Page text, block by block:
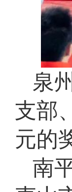
泉
支部
元的
南